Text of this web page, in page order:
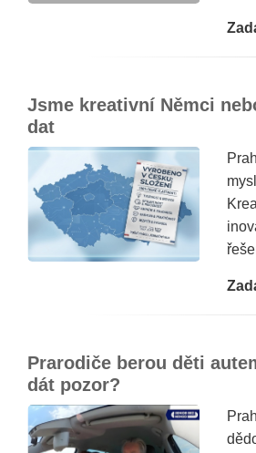
Jsme kreativní Němci
dat
Prarodiče berou děti
dát pozor?